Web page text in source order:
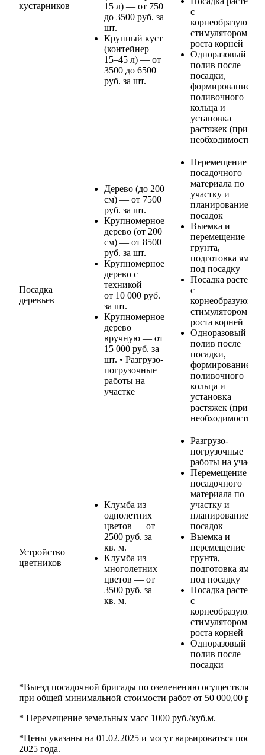
кустарников
15 л) — от 750
до 3500 руб. за
шт.
Крупный куст
(контейнер
15–45 л) — от
3500 до 6500
руб. за шт.
с
корнеобразующим
стимулятором
роста корней
Одноразовый
полив после
посадки,
формирование
поливочного
кольца и
установка
растяжек (при
необходимости)
Посадка
деревьев
Дерево (до 200
см) — от 7500
руб. за шт.
Крупномерное
дерево (от 200
см) — от 8500
руб. за шт.
Крупномерное
дерево с
техникой —
от 10 000 руб.
за шт.
Крупномерное
дерево
вручную — от
15 000 руб. за
шт. • Разгрузо-
погрузочные
работы на
участке
Перемещение
посадочного
материала по
участку и
планирование
посадок
Выемка и
перемещение
грунта,
подготовка ямы
под посадку
Посадка растения
с
корнеобразующим
стимулятором
роста корней
Одноразовый
полив после
посадки,
формирование
поливочного
кольца и
установка
растяжек (при
необходимости)
Устройство
цветников
Клумба из
однолетних
цветов — от
2500 руб. за
кв. м.
Клумба из
многолетних
цветов — от
3500 руб. за
кв. м.
Разгрузо-
погрузочные
работы на участке
Перемещение
посадочного
материала по
участку и
планирование
посадок
Выемка и
перемещение
грунта,
подготовка ямы
под посадку
Посадка растений
с
корнеобразующим
стимулятором
роста корней
Одноразовый
полив после
посадки
*Выезд посадочной бригады по озеленению осуществляется
при общей минимальной стоимости работ от 50 000,00 руб.
* Перемещение земельных масс 1000 руб./куб.м.
*Цены указаны на 01.02.2025 и могут варьироваться после
2025 года.